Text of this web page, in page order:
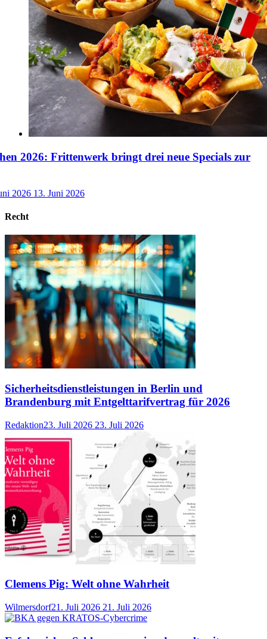
2026: Frittenwerk bringt drei neue Specials zur
2026 13. Juni 2026
Recht
Sicherheitsdienstleistungen in Berlin und
Brandenburg mit Entgelttarifvertrag für 2026
Redaktion23. Juli 2026 23. Juli 2026
Clemens Pig: Welt ohne Wahrheit
Wilmersdorf21. Juli 2026 21. Juli 2026